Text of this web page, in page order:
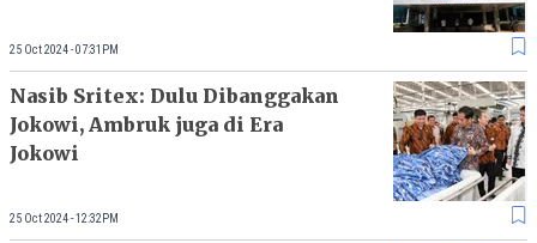
25 Oct 2024 - 07:31PM
Nasib Sritex: Dulu Dibanggakan
Jokowi, Ambruk juga di Era
Jokowi
25 Oct 2024 - 12:32PM